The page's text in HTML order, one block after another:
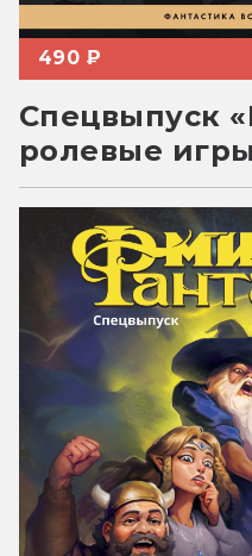
490 ₽
Спецвыпуск
ролевые